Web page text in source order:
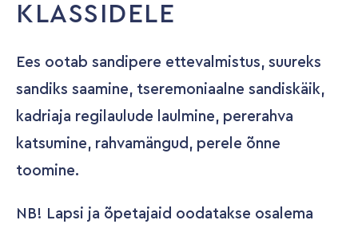
KLASSIDELE
Ees ootab sandipere ettevalmistus, suureks
sandiks saamine, tseremoniaalne sandiskäik,
kadriaja regilaulude laulmine, pererahva
katsumine, rahvamängud, perele õnne
toomine.
NB! Lapsi ja õpetajaid oodatakse osalema